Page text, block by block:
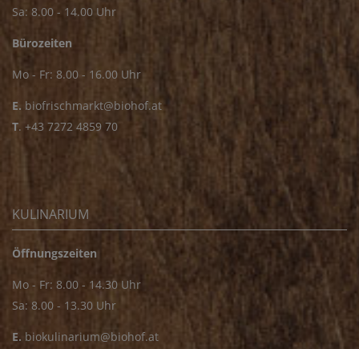
Sa: 8.00 - 14.00 Uhr
Bürozeiten
Mo - Fr: 8.00 - 16.00 Uhr
E. biofrischmarkt@biohof.at
T. +43 7272 4859 70
KULINARIUM
Öffnungszeiten
Mo - Fr: 8.00 - 14.30 Uhr
Sa: 8.00 - 13.30 Uhr
E. biokulinarium@biohof.at